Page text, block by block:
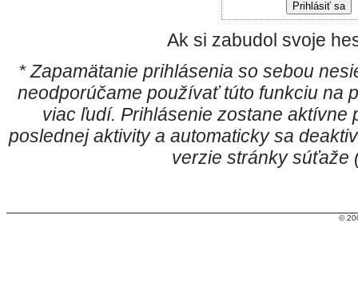
Ak si zabudol svoje
* Zapamätanie prihlásenia so sebou
neodporúčame používať túto funkciu na
viac ľudí. Prihlásenie zostane aktívne
poslednej aktivity a automaticky sa
verzie stránky súťaže
©